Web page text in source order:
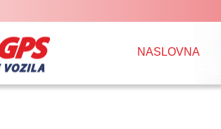
NASLOVNA